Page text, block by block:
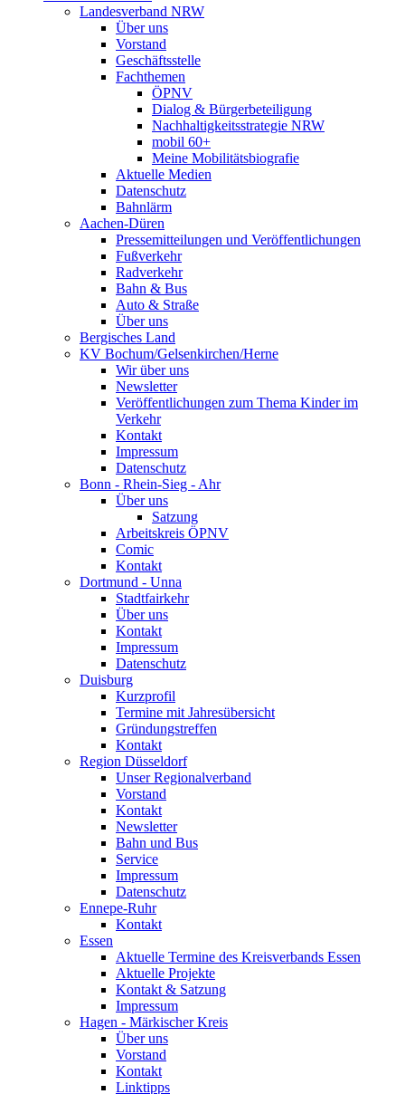
Landesverband NRW
Über uns
Vorstand
Geschäftsstelle
Fachthemen
ÖPNV
Dialog & Bürgerbeteiligung
Nachhaltigkeitsstrategie NRW
mobil 60+
Meine Mobilitätsbiografie
Aktuelle Medien
Datenschutz
Bahnlärm
Aachen-Düren
Pressemitteilungen und Veröffentlichungen
Fußverkehr
Radverkehr
Bahn & Bus
Auto & Straße
Über uns
Bergisches Land
KV Bochum/Gelsenkirchen/Herne
Wir über uns
Newsletter
Veröffentlichungen zum Thema Kinder im
Verkehr
Kontakt
Impressum
Datenschutz
Bonn - Rhein-Sieg - Ahr
Über uns
Satzung
Arbeitskreis ÖPNV
Comic
Kontakt
Dortmund - Unna
Stadtfairkehr
Über uns
Kontakt
Impressum
Datenschutz
Duisburg
Kurzprofil
Termine mit Jahresübersicht
Gründungstreffen
Kontakt
Region Düsseldorf
Unser Regionalverband
Vorstand
Kontakt
Newsletter
Bahn und Bus
Service
Impressum
Datenschutz
Ennepe-Ruhr
Kontakt
Essen
Aktuelle Termine des Kreisverbands Essen
Aktuelle Projekte
Kontakt & Satzung
Impressum
Hagen - Märkischer Kreis
Über uns
Vorstand
Kontakt
Linktipps